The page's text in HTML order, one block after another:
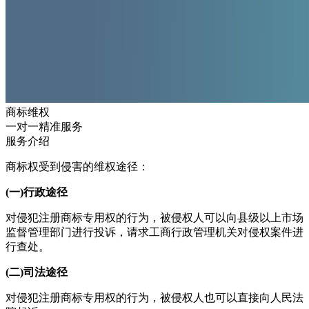
商标维权
一对一精准服务
服务介绍
商标权受到侵害的维权途径：
(一)行政途径
对侵犯注册商标专用权的行为，被侵权人可以向县级以上市场
监督管理部门进行投诉，请求工商行政管理机关对侵权案件进
行查处。
(二)司法途径
对侵犯注册商标专用权的行为，被侵权人也可以直接向人民法